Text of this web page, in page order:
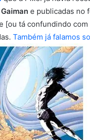
e publicadas no
[ou tá confundindo
Também já falamos